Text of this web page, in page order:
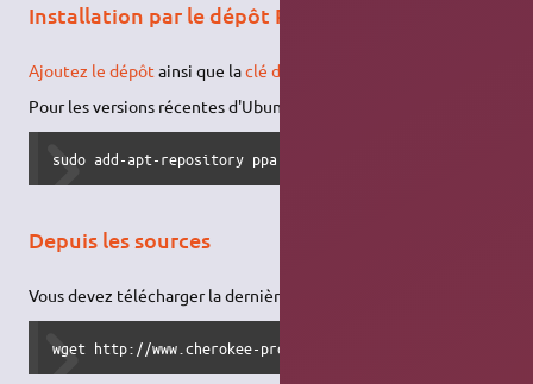
Installation par le dépôt PPA
Ajoutez le dépôt ainsi que laclé d'authentification
Pour les versions récentes d'Ubuntu (9.10 et ultérieures) :
sudo add-apt-repository ppa:cherokee-webserver/ppa
Depuis les sources
Vous devez télécharger la dernière version depuis le site :
wget http://www.cherokee-project.com/cherokee-latest-